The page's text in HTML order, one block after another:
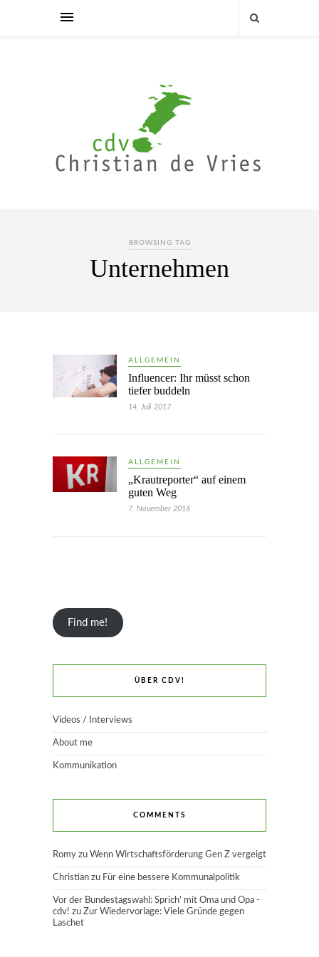
BROWSING TAG
Unternehmen
ALLGEMEIN
Influencer: Ihr müsst schon
tiefer buddeln
14. Juli 2017
ALLGEMEIN
„Krautreporter“ auf einem
guten Weg
7. November 2016
Find me!
ÜBER CDV!
Videos / Interviews
About me
Kommunikation
COMMENTS
Romy zu Wenn Wirtschaftsförderung Gen Z vergeigt
Christian zu Für eine bessere Kommunalpolitik
Vor der Bundestagswahl: Sprich' mit Oma und Opa -
cdv! zu Zur Wiedervorlage: Viele Gründe gegen
Laschet